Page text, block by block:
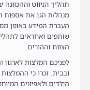
תהליך הניווט וההכוונה
מנהל/ת הגן את אספות
העברת המידע באופן
שותפים ואחראים
הצוות וההורים.
לפניכם המלצות לארגון
ובבית. זכרו כי
הילדים ולאפיונים